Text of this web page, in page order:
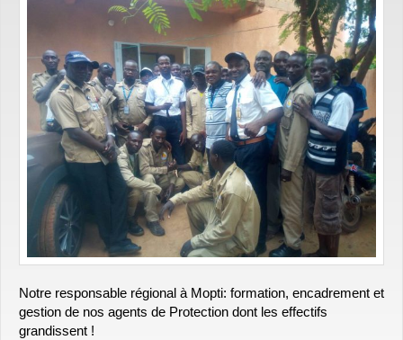
Notre responsable régional à Mopti: formation, encadrement et
gestion de nos agents de Protection dont les effectifs
grandissent !